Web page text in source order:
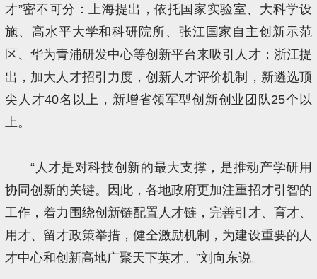
才”密不可分：上海提出，依托国家实验室、大科学设
施、高水平大学和科研院所、张江国家自主创新示范
区、华为青浦研发中心等创新平台来吸引人才；浙江提
出，加大人才招引力度，创新人才评价机制，新遴选顶
尖人才40名以上，新增省领军型创新创业团队25个以
上。
“人才是对科技创新的最大支撑，是推动产学研用
协同创新的关键。因此，各地政府更加注重招才引智的
工作，着力围绕创新链配置人才链，完善引才、育才、
用才、留才政策举措，健全激励机制，为建设重要的人
才中心和创新高地广聚天下英才。”刘向东说。